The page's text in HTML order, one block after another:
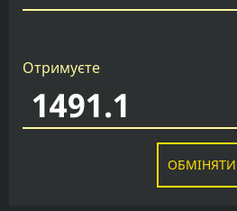
Отримуєте
ОБМІНЯТИ